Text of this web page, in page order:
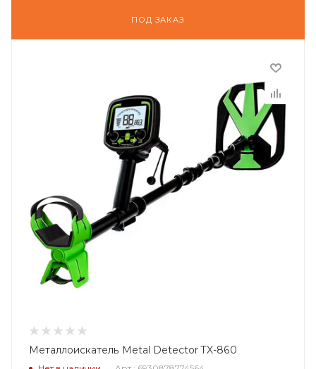
ПОД ЗАКАЗ
Металлоискатель Metal Detector TX-860